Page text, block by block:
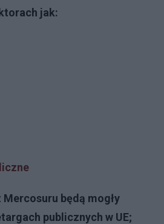
jak:
będą mogły
publicznych w UE;